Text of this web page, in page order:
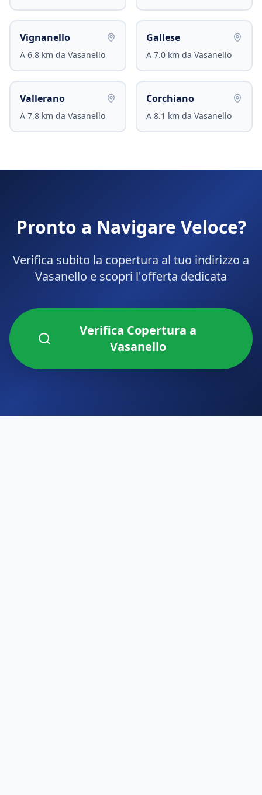
Vignanello
A 6.8 km da Vasanello
Gallese
A 7.0 km da Vasanello
Vallerano
A 7.8 km da Vasanello
Corchiano
A 8.1 km da Vasanello
Pronto a Navigare Veloce?
Verifica subito la copertura al tuo indirizzo a
Vasanello e scopri l'offerta dedicata
Verifica Copertura a
Vasanello